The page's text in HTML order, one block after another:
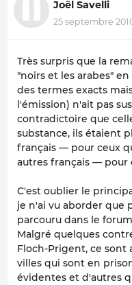
Joël Savelli
25 septembre
Très surpris que la
"noirs et les arabes"
des termes exacts
l'émission) n'ait pas
contradictoire que
substance, ils étaient
français — pour ceux
autres français — pour
C'est oublier le
je n'ai vu aborder que
parcouru dans le
Malgré quelques
Floch-Prigent, ce sont
villes qui sont en
évidentes et d'autres